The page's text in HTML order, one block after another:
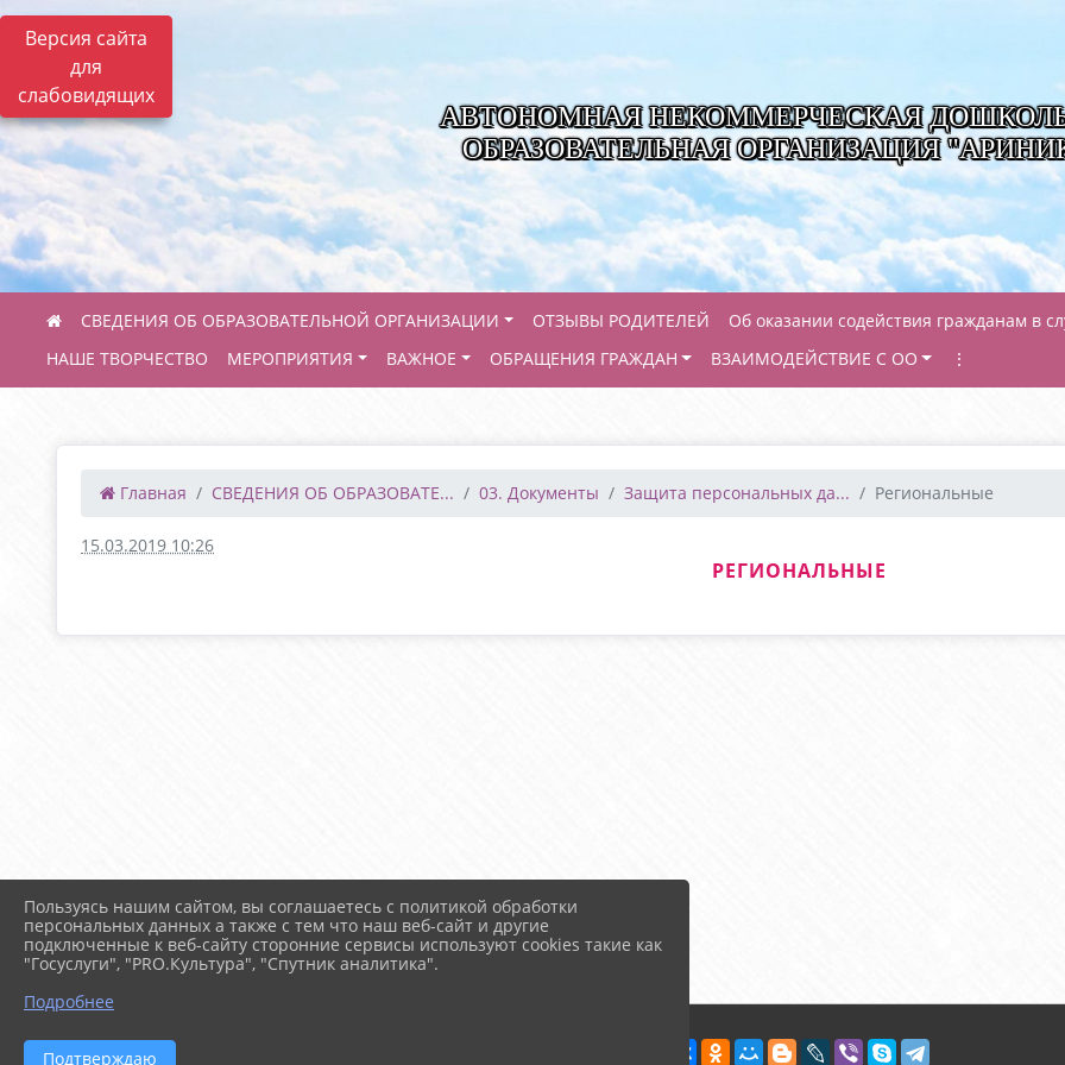
Версия сайта
для
слабовидящих
АВТОНОМНАЯ НЕКОММЕРЧЕСКАЯ
ОБРАЗОВАТЕЛЬНАЯ ОРГАНИЗАЦИЯ
СВЕДЕНИЯ ОБ ОБРАЗОВАТЕЛЬНОЙ ОРГАНИЗАЦИИ ОТЗЫВЫ РОДИТЕЛЕЙ
Об оказании содействия гражданам в
НАШЕ ТВОРЧЕСТВО
МЕРОПРИЯТИЯ ВАЖНОЕ ОБРАЩЕНИЯ ГРАЖДАН ВЗАИМОДЕЙСТВИЕ С ОО ⋮
Главная СВЕДЕНИЯ ОБ ОБРАЗОВАТЕ... 03. Документы Защита персональных да... Региональные
15.03.2019 10:26
РЕГИОНАЛЬНЫЕ
Пользуясь нашим сайтом, вы соглашаетесь с политикой обработки
персональных данных а также с тем что наш веб-сайт и другие
подключенные к веб-сайту сторонние сервисы используют cookies такие как
"Госуслуги", "PRO.Культура", "Спутник аналитика".
Подробнее
Подтверждаю